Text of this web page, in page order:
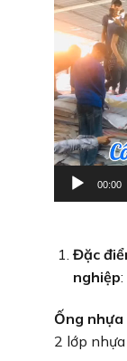
chơi
Video
00:00
Đặc
nghiệp:
Ống nhựa
2 lớp